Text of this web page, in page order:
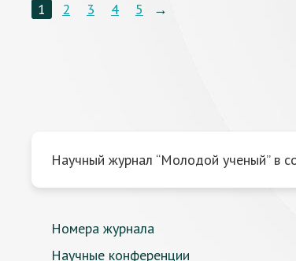
1 2 3 4 5 →
Научный журнал “Молодой ученый” в
Номера журнала
Научные конференции